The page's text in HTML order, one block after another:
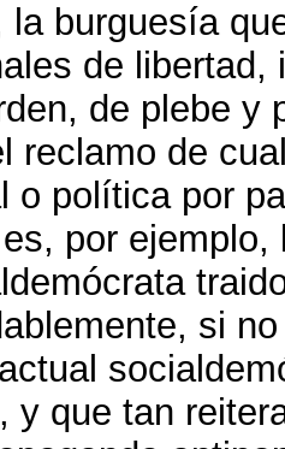
la burguesía
de libertad,
de plebe y
reclamo de
o política por
por ejemplo,
si
y que tan